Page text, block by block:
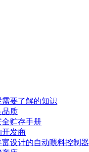
要了解的知识
品质
全贮存手册
开发商
设计的自动喂料控制器